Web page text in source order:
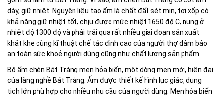
dày, giữ nhiệt. Nguyên liệu tạo ấm là chất đất sét mịn, tơi xốp có
khả năng giữ nhiệt tốt, chịu được mức nhiệt 1650 độ C, nung ở
nhiệt độ 1300 độ và phải trải qua rất nhiều giai đoạn sản xuất
khắt khe cùng kĩ thuật chế tác đỉnh cao của người thợ đảm bảo
an toàn sức khoẻ người dùng cũng như chất lượng sản phẩm.
Bộ ấm chén Bát Tràng men hỏa biến, một dòng men mới, hiện đại
của làng nghề Bát Tràng. Ấm được thiết kế hình lục giác, dung
tich lớn phù hợp cho nhiều nhu cầu của người dùng. Men hỏa biến